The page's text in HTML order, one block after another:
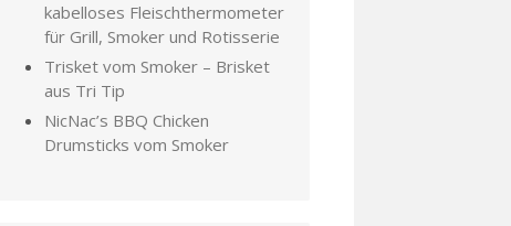
kabelloses Fleischthermometer
für Grill, Smoker und Rotisserie
Trisket vom Smoker – Brisket
aus Tri Tip
NicNac’s BBQ Chicken
Drumsticks vom Smoker